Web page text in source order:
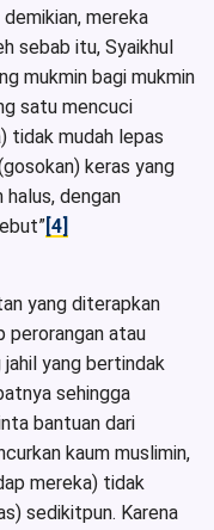
mereka
sebab itu, Syaikhul
mukmin bagi mukmin
satu mencuci
tidak mudah lepas
keras yang
halus, dengan
[4]
yang diterapkan
perorangan atau
yang bertindak
sehingga
bantuan dari
kaum muslimin,
mereka) tidak
sedikitpun. Karena